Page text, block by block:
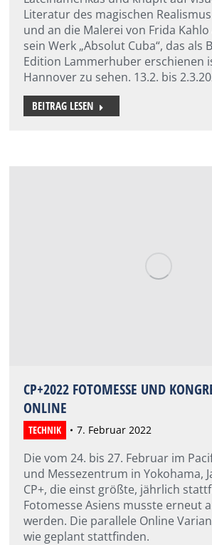
Literatur des magischen
und an die Malerei von Frida Kahlo
sein Werk „Absolut Cuba“, das als
Edition Lammerhuber erschienen
Hannover zu sehen. 13.2. bis
BEITRAG LESEN
CP+2022 FOTOMESSE UND
ONLINE
TECHNIK 7. Februar 2022
Die vom 24. bis 27. Februar im
und Messezentrum in Yokohama,
CP+, die einst größte, jährlich
Fotomesse Asiens musste erneut
werden. Die parallele Online
wie geplant stattfinden.